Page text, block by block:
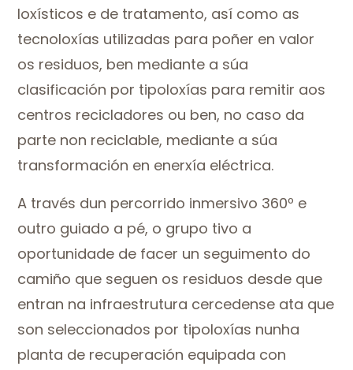
loxísticos e de tratamento, así como as
tecnoloxías utilizadas para poñer en valor
os residuos, ben mediante a súa
clasificación por tipoloxías para remitir aos
centros recicladores ou ben, no caso da
parte non reciclable, mediante a súa
transformación en enerxía eléctrica.
A través dun percorrido inmersivo 360º e
outro guiado a pé, o grupo tivo a
oportunidade de facer un seguimento do
camiño que seguen os residuos desde que
entran na infraestrutura cercedense ata que
son seleccionados por tipoloxías nunha
planta de recuperación equipada con